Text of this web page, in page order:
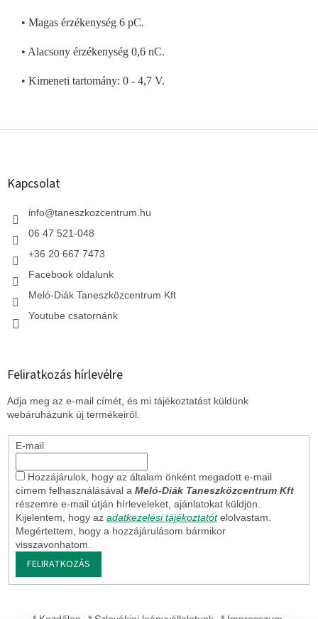
• Magas érzékenység 6 pC.
• Alacsony érzékenység 0,6 nC.
• Kimeneti tartomány: 0 - 4,7 V.
L
Kapcsolat
info@taneszkozcentrum.hu
06 47 521-048
+36 20 667 7473
Facebook oldalunk
Meló-Diák Taneszközcentrum Kft
Youtube csatornánk
Feliratkozás hírlevélre
Adja meg az e-mail címét, és mi tájékoztatást küldünk
webáruházunk új termékeiről.
E-mail
Hozzájárulok, hogy az általam önként megadott e-mail
címem felhasználásával a Meló-Diák Taneszközcentrum Kft
részemre e-mail útján hírleveleket, ajánlatokat küldjön.
Kijelentem, hogy az adatkezelési tájékoztatót elolvastam.
Megértettem, hogy a hozzájárulásom bármikor
visszavonhatom.
FELIRATKOZÁS